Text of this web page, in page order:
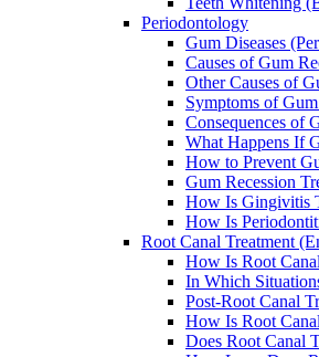
Periodontology
Gum Diseases
Causes of Gum
Other Causes of
Symptoms of
Consequences of
What Happens If
How to Prevent
Gum Recession
How Is Gingivitis
How Is
Root Canal Treatment
How Is Root
In Which
Post-Root Canal
How Is Root
Does Root Canal